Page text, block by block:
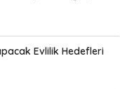
Evlilik Hedefleri